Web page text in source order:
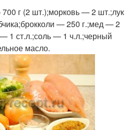
г (2 шт.);морковь — 2 шт.;лук
— 250 г.;мед — 2
1 ст.л.;соль — 1 ч.л.;черный
масло.